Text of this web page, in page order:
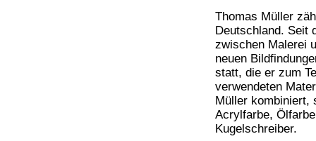
Thomas Müller
Deutschland. Seit
zwischen Malerei
neuen
statt, die er zum
verwendeten
Müller kombiniert,
Acrylfarbe,
Kugelschreiber.